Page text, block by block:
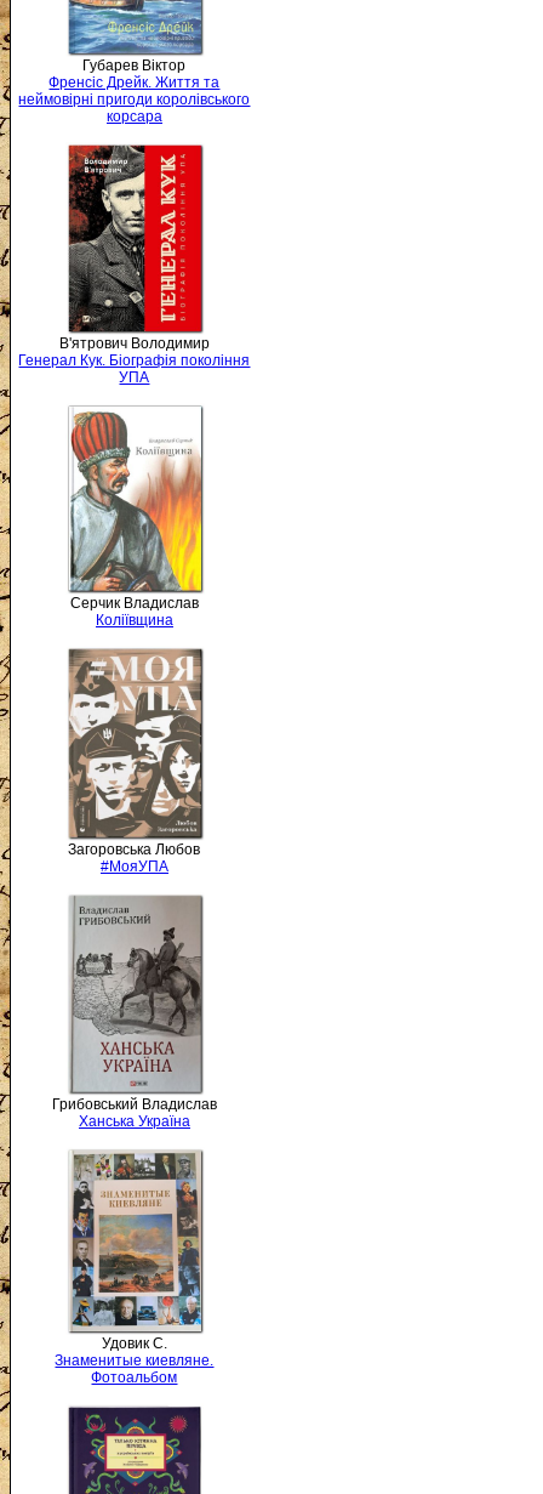
Губарев Віктор
Френсіс Дрейк. Життя та
неймовірні пригоди королівського
корсара
В'ятрович Володимир
Генерал Кук. Біографія покоління
УПА
Серчик Владислав
Коліївщина
Загоровська Любов
#МояУПА
Грибовський Владислав
Ханська Україна
Удовик С.
Знаменитые киевляне.
Фотоальбом